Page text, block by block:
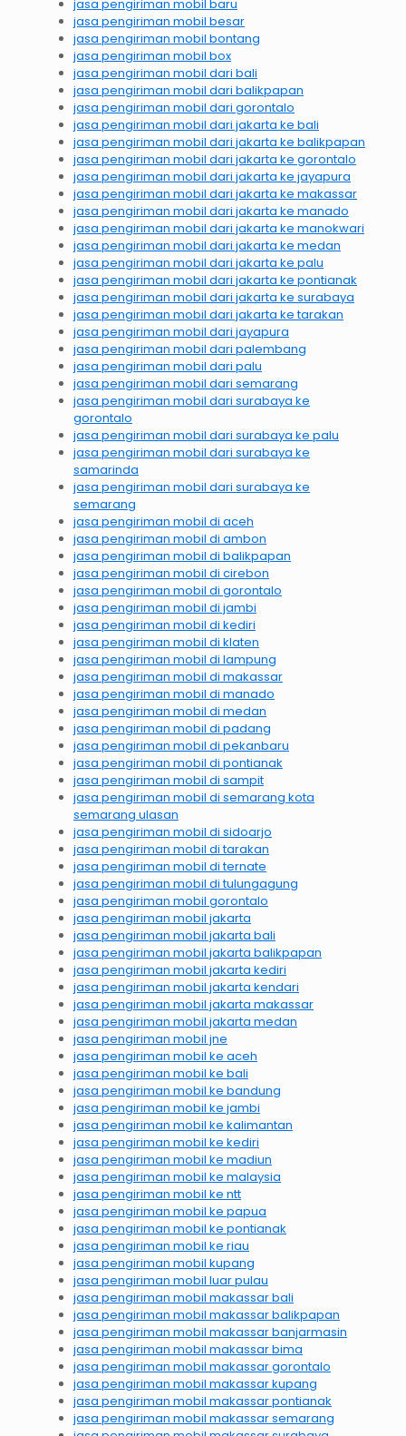
jasa pengiriman mobil baru
jasa pengiriman mobil besar
jasa pengiriman mobil bontang
jasa pengiriman mobil box
jasa pengiriman mobil dari bali
jasa pengiriman mobil dari balikpapan
jasa pengiriman mobil dari gorontalo
jasa pengiriman mobil dari jakarta ke bali
jasa pengiriman mobil dari jakarta ke balikpapan
jasa pengiriman mobil dari jakarta ke gorontalo
jasa pengiriman mobil dari jakarta ke jayapura
jasa pengiriman mobil dari jakarta ke makassar
jasa pengiriman mobil dari jakarta ke manado
jasa pengiriman mobil dari jakarta ke manokwari
jasa pengiriman mobil dari jakarta ke medan
jasa pengiriman mobil dari jakarta ke palu
jasa pengiriman mobil dari jakarta ke pontianak
jasa pengiriman mobil dari jakarta ke surabaya
jasa pengiriman mobil dari jakarta ke tarakan
jasa pengiriman mobil dari jayapura
jasa pengiriman mobil dari palembang
jasa pengiriman mobil dari palu
jasa pengiriman mobil dari semarang
jasa pengiriman mobil dari surabaya ke
gorontalo
jasa pengiriman mobil dari surabaya ke palu
jasa pengiriman mobil dari surabaya ke
samarinda
jasa pengiriman mobil dari surabaya ke
semarang
jasa pengiriman mobil di aceh
jasa pengiriman mobil di ambon
jasa pengiriman mobil di balikpapan
jasa pengiriman mobil di cirebon
jasa pengiriman mobil di gorontalo
jasa pengiriman mobil di jambi
jasa pengiriman mobil di kediri
jasa pengiriman mobil di klaten
jasa pengiriman mobil di lampung
jasa pengiriman mobil di makassar
jasa pengiriman mobil di manado
jasa pengiriman mobil di medan
jasa pengiriman mobil di padang
jasa pengiriman mobil di pekanbaru
jasa pengiriman mobil di pontianak
jasa pengiriman mobil di sampit
jasa pengiriman mobil di semarang kota
semarang ulasan
jasa pengiriman mobil di sidoarjo
jasa pengiriman mobil di tarakan
jasa pengiriman mobil di ternate
jasa pengiriman mobil di tulungagung
jasa pengiriman mobil gorontalo
jasa pengiriman mobil jakarta
jasa pengiriman mobil jakarta bali
jasa pengiriman mobil jakarta balikpapan
jasa pengiriman mobil jakarta kediri
jasa pengiriman mobil jakarta kendari
jasa pengiriman mobil jakarta makassar
jasa pengiriman mobil jakarta medan
jasa pengiriman mobil jne
jasa pengiriman mobil ke aceh
jasa pengiriman mobil ke bali
jasa pengiriman mobil ke bandung
jasa pengiriman mobil ke jambi
jasa pengiriman mobil ke kalimantan
jasa pengiriman mobil ke kediri
jasa pengiriman mobil ke madiun
jasa pengiriman mobil ke malaysia
jasa pengiriman mobil ke ntt
jasa pengiriman mobil ke papua
jasa pengiriman mobil ke pontianak
jasa pengiriman mobil ke riau
jasa pengiriman mobil kupang
jasa pengiriman mobil luar pulau
jasa pengiriman mobil makassar bali
jasa pengiriman mobil makassar balikpapan
jasa pengiriman mobil makassar banjarmasin
jasa pengiriman mobil makassar bima
jasa pengiriman mobil makassar gorontalo
jasa pengiriman mobil makassar kupang
jasa pengiriman mobil makassar pontianak
jasa pengiriman mobil makassar semarang